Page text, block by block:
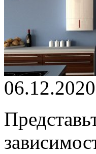
06.12.2020